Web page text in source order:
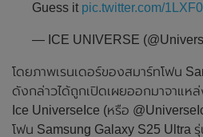
Guess it pic.twitter.com/
— ICE UNIVERSE
โดยภาพเรนเดอร์ของสมาร์ทโฟน
ดังกล่าวได้ถูกเปิดเผยออกมาจาแห
Ice UniverseIce (หรือ
โฟน Samsung Galaxy S25 Ultra